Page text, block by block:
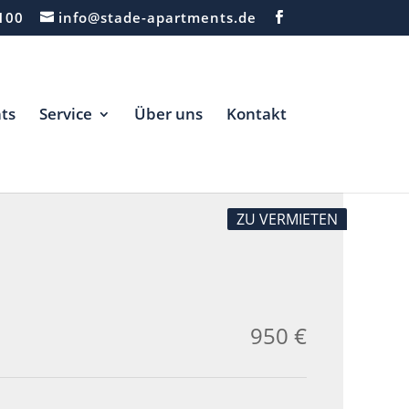
info@stade-apartments.de
Service Über uns Kontakt
ZU VERMIETEN
950 €